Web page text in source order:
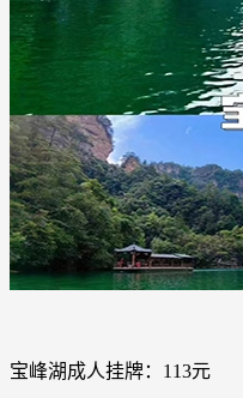
宝峰湖成人挂牌：113元